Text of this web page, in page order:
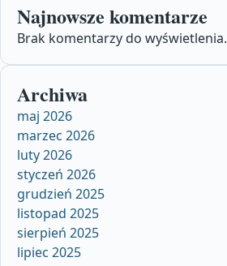
Najnowsze komentarze
Brak komentarzy do wyświetlenia.
Archiwa
maj 2026
marzec 2026
luty 2026
styczeń 2026
grudzień 2025
listopad 2025
sierpień 2025
lipiec 2025